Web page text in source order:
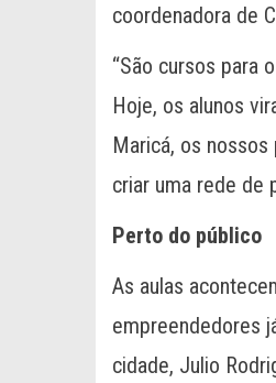
coordenadora de
“São cursos para
Hoje, os alunos
Maricá, os
criar uma rede de
Perto do público
As aulas
empreendedores
cidade, Julio